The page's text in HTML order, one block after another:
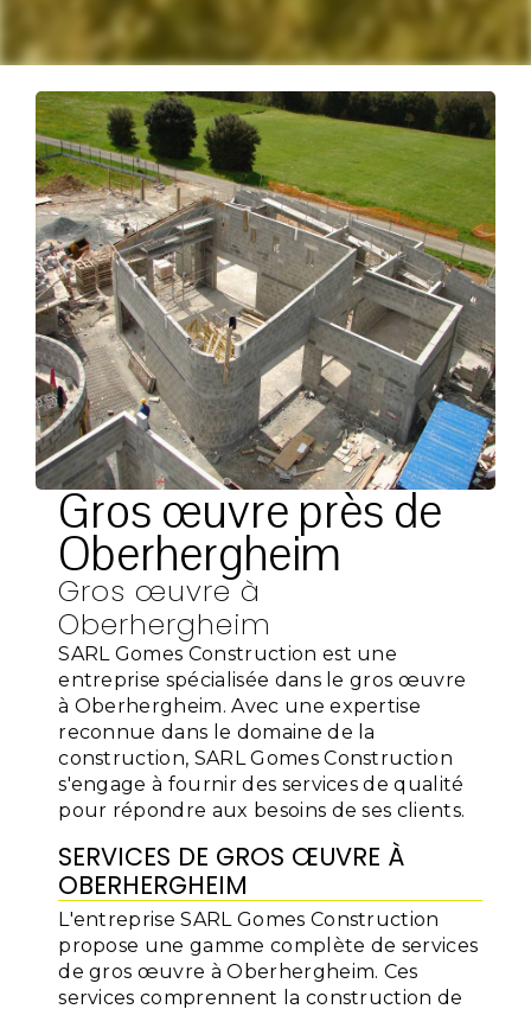
Gros œuvre près de
Oberhergheim
Gros œuvre à
Oberhergheim
SARL Gomes Construction est une
entreprise spécialisée dans le gros œuvre
à Oberhergheim. Avec une expertise
reconnue dans le domaine de la
construction, SARL Gomes Construction
s'engage à fournir des services de qualité
pour répondre aux besoins de ses clients.
SERVICES DE GROS ŒUVRE À
OBERHERGHEIM
L'entreprise SARL Gomes Construction
propose une gamme complète de services
de gros œuvre à Oberhergheim. Ces
services comprennent la construction de